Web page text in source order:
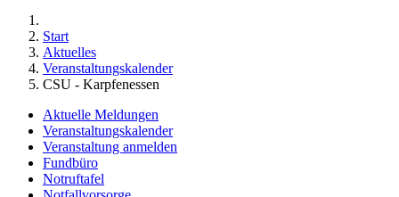
Start
Aktuelles
Veranstaltungskalender
CSU - Karpfenessen
Aktuelle Meldungen
Veranstaltungskalender
Veranstaltung anmelden
Fundbüro
Notruftafel